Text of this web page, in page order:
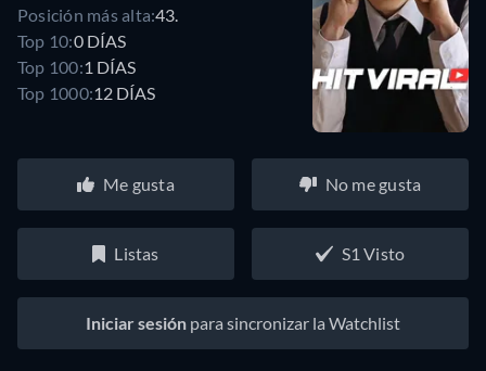
Posición más alta:43.
Top 10:0 DÍAS
Top 100:1 DÍAS
Top 1000:12 DÍAS
Me gusta No me gusta
Listas S1 Visto
Iniciar sesión para sincronizar la Watchlist